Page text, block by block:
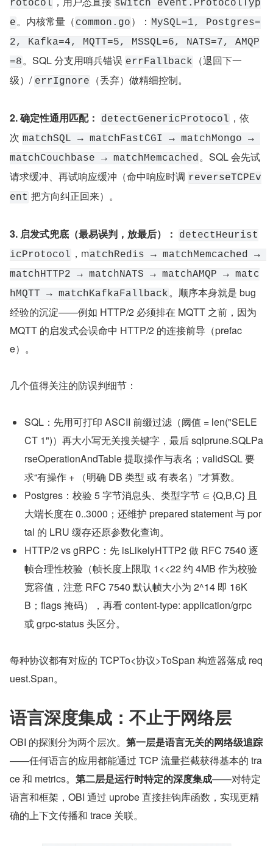
rotocol
switch event.ProtocolTyp
e 。内核常量（ common.go ）： MySQL=1, Postgres=
2, Kafka=4, MQTT=5, MSSQL=6, NATS=7, AMQP
=8 。SQL 分支用哨兵错误 errFallback
（退回下一
级）/ errIgnore （丢弃）做精细控制。
2. 确定性通用匹配： detectGenericProtocol ，依
次 matchSQL → matchFastCGI → matchMongo →
matchCouchbase → matchMemcached 。SQL 会先试
请求缓冲、再试响应缓冲（命中响应时调 reverseTCPEv
ent 把方向纠正回来）。
3. 启发式兜底（最易误判，放最后）：
detectHeurist
icProtocol ，matchRedis → matchMemcached →
matchHTTP2 → matchNATS → matchAMQP → matc
hMQTT → matchKafkaFallback 。顺序本身就是 bug
经验的沉淀——例如 HTTP/2 必须排在 MQTT 之前，因为
MQTT 的启发式会误命中 HTTP/2 的连接前导（prefac
e）。
几个值得关注的防误判细节：
SQL：先用可打印 ASCII 前缀过滤（阈值 = len("SELE
CT 1")）再大小写无关搜关键字，最后 sqlprune.SQLPa
rseOperationAndTable 提取操作与表名；validSQL 要
求“有操作 + （明确 DB 类型 或 有表名）”才算数。
Postgres：校验 5 字节消息头、类型字节 ∈ {Q,B,C} 且
大端长度在 0..3000；还维护 prepared statement 与 por
tal 的 LRU 缓存还原参数化查询。
HTTP/2 vs gRPC：先 isLikelyHTTP2 做 RFC 7540 逐
帧合理性校验（帧长度上限取 1<<22 约 4MB 作为校验
宽容值，注意 RFC 7540 默认帧大小为 2^14 即 16K
B；flags 掩码），再看 content-type: application/grpc
或 grpc-status 头区分。
每种协议都有对应的 TCPTo<协议>ToSpan 构造器落成 req
uest.Span。
语言深度集成：不止于网络层
OBI 的探测分为两个层次。 第一层是语言无关的网络级追踪
——任何语言的应用都能通过 TCP 流量拦截获得基本的 tra
ce 和 metrics。 第二层是运行时特定的深度集成——对特定
语言和框架，OBI 通过 uprobe 直接挂钩库函数，实现更精
确的上下文传播和 trace 关联。